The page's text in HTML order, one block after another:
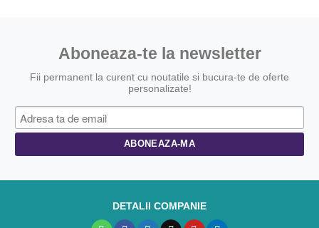
Aboneaza-te la newsletter
Fii permanent la curent cu noutatile si bucura-te de oferte
personalizate!
DETALII COMPANIE